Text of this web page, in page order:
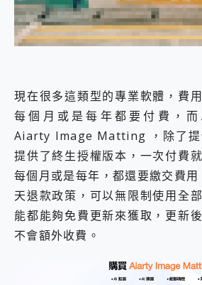
現在很多這類型的專業軟體，費
每個月或是每年都要付費，
Aiarty Image Matting ，除了提
提供了終生授權版本，一次付費
每個月或是每年，都還要繳交費
天退款政策，可以無限制使用全
能都能夠免費更新來獲取，更新
不會額外收費。